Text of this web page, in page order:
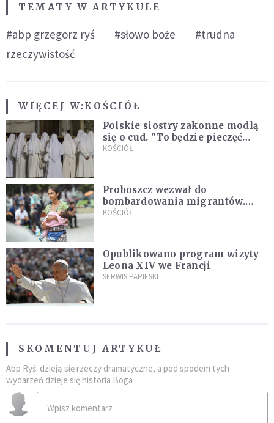
TEMATY W ARTYKULE
#abp grzegorz ryś #słowo boże
#trudna
rzeczywistość
WIĘCEJ W:KOŚCIÓŁ
Polskie siostry zakonne modlą
się o cud. "To będzie pieczęć
Pana Boga dla naszej wiary"
KOŚCIÓŁ
Proboszcz wezwał do
bombardowania migrantów.
"Masowy ogień przeciwko
KOŚCIÓŁ
Opublikowano program wizyty
Leona XIV we Francji
SERWIS PAPIESKI
SKOMENTUJ ARTYKUŁ
Abp Ryś: dzieją się rzeczy dramatyczne, a pod spodem tych
wydarzeń dzieje się historia Boga